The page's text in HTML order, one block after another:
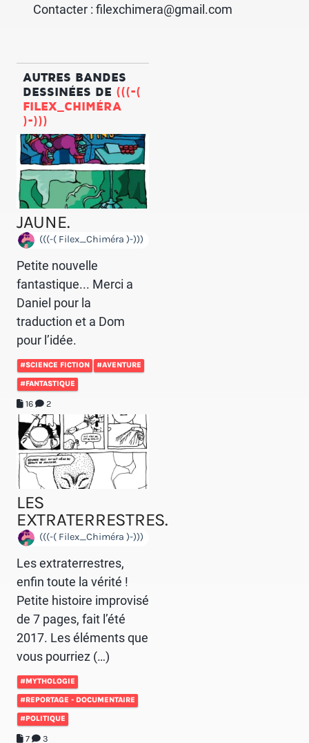
Contacter : filexchimera@gmail.com
AUTRES BANDES
DESSINÉES DE (((-(
FILEX_CHIMÉRA
)-)))
JAUNE.
(((-( Filex_Chiméra )-)))
Petite nouvelle
fantastique... Merci a
Daniel pour la
traduction et a Dom
pour l’idée.
#SCIENCE FICTION #AVENTURE
#FANTASTIQUE
16 2
LES
EXTRATERRESTRES.
(((-( Filex_Chiméra )-)))
Les extraterrestres,
enfin toute la vérité !
Petite histoire improvisé
de 7 pages, fait l’été
2017. Les éléments que
vous pourriez (…)
#MYTHOLOGIE
#REPORTAGE - DOCUMENTAIRE
#POLITIQUE
7 3